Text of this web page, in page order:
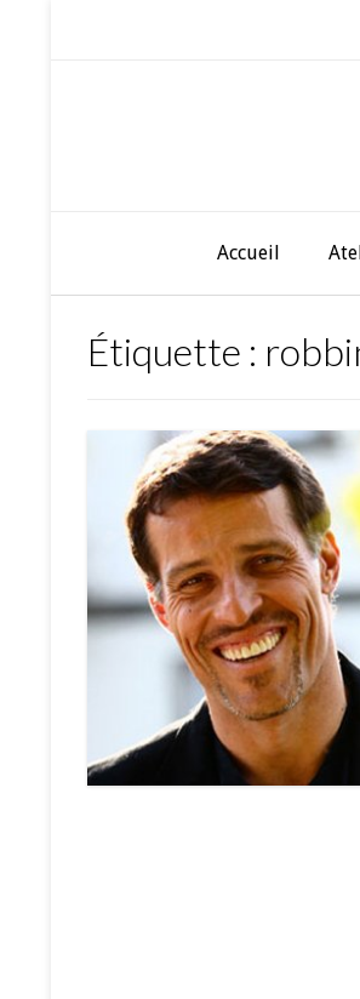
Accueil
Étiquette :